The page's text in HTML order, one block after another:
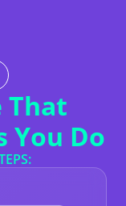
That
You Do